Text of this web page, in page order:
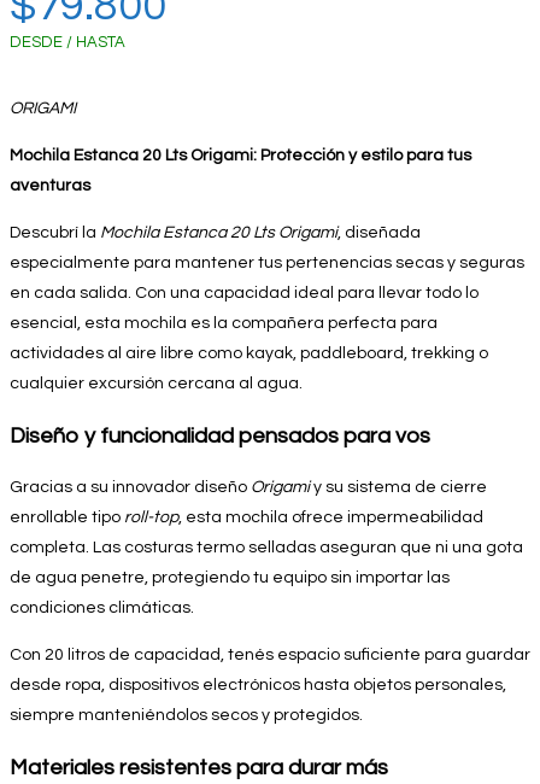
DESDE / HASTA
ORIGAMI
Mochila Estanca 20 Lts Origami: Protección y estilo para tus
aventuras
Descubrí la Mochila Estanca 20 Lts Origami, diseñada
especialmente para mantener tus pertenencias secas y seguras
en cada salida. Con una capacidad ideal para llevar todo lo
esencial, esta mochila es la compañera perfecta para
actividades al aire libre como kayak, paddleboard, trekking o
cualquier excursión cercana al agua.
Diseño y funcionalidad pensados para vos
Gracias a su innovador diseño Origamiy su sistema de cierre
enrollable tipo roll-top, esta mochila ofrece impermeabilidad
completa. Las costuras termo selladas aseguran que ni una gota
de agua penetre, protegiendo tu equipo sin importar las
condiciones climáticas.
Con 20 litros de capacidad, tenés espacio suficiente para guardar
desde ropa, dispositivos electrónicos hasta objetos personales,
siempre manteniéndolos secos y protegidos.
Materiales resistentes para durar más